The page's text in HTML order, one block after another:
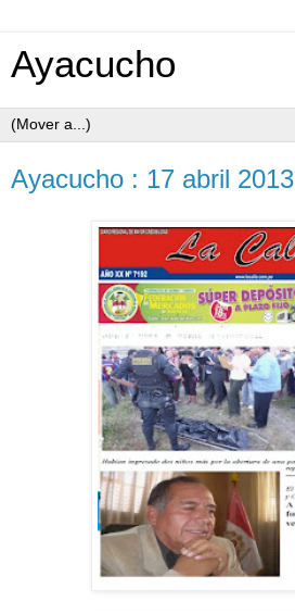
Ayacucho
Ayacucho : 17 abril 2013